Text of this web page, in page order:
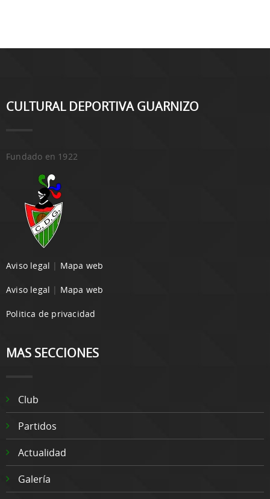
CULTURAL DEPORTIVA GUARNIZO
Fundado en 1922
Aviso legal | Mapa web
Aviso legal | Mapa web
Politica de privacidad
MAS SECCIONES
Club
Partidos
Actualidad
Galería